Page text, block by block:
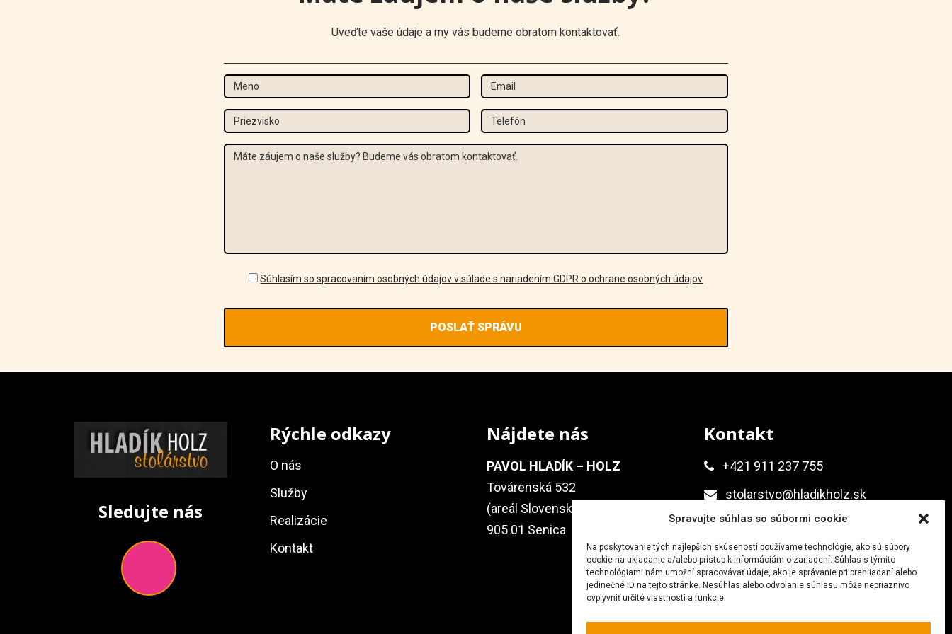
Spravujte súhlas so súbormi cookie
Na poskytovanie tých najlepších skúseností používame technológie, ako sú súbory
cookie na ukladanie a/alebo prístup k informáciám o zariadení. Súhlas s týmito
technológiami nám umožní spracovávať údaje, ako je správanie pri prehliadaní alebo
jedinečné ID na tejto stránke. Nesúhlas alebo odvolanie súhlasu môže nepriaznivo
ovplyvniť určité vlastnosti a funkcie.
Uveďte vaše údaje a my vás budeme obratom kontaktovať.
Správa
GDPR
Súhlasím so spracovaním osobných údajov v súlade s nariadením GDPR o ochrane osobných údajov
Sledujte nás
Rýchle odkazy
O nás
Služby
Realizácie
Kontakt
Nájdete nás
PAVOL HLADÍK – HOLZ
Továrenská 532
(areál Slovenský Hodváb)
905 01 Senica
Kontakt
+421 911 237 755
stolarstvo@hladikholz.sk